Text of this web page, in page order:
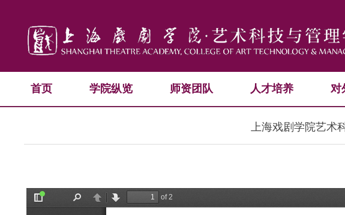
首页 学院纵览 师资团队 人才培养 对
上海戏剧学院艺术